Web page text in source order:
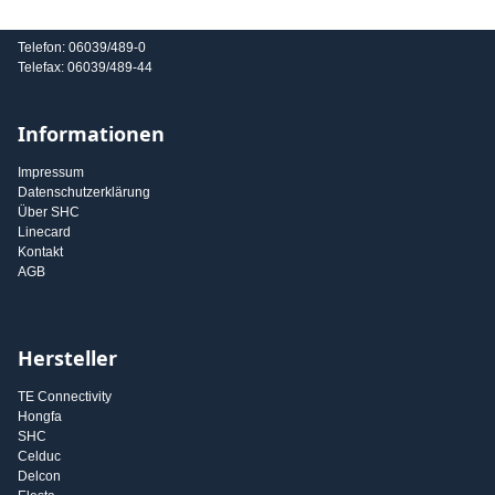
Telefon: 06039/489-0
Telefax: 06039/489-44
Informationen
Impressum
Datenschutzerklärung
Über SHC
Linecard
Kontakt
AGB
Hersteller
TE Connectivity
Hongfa
SHC
Celduc
Delcon